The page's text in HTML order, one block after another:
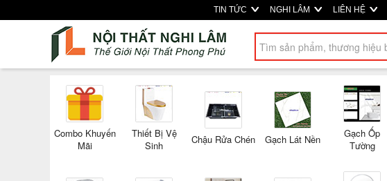
TIN TỨC NGHI LÂM LIÊN HỆ
Combo Khuyến
Mãi
Thiết Bị Vệ
Sinh
Chậu Rửa Chén Gạch Lát Nền
Gạch Ốp
Tường